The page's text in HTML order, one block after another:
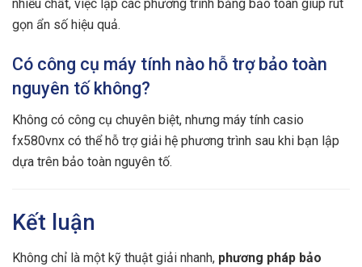
nhiều chất, việc lập các phương trình bằng bảo toàn giúp rút
gọn ẩn số hiệu quả.
Có công cụ máy tính nào hỗ trợ bảo toàn
nguyên tố không?
Không có công cụ chuyên biệt, nhưng máy tính casio
fx580vnx có thể hỗ trợ giải hệ phương trình sau khi bạn lập
dựa trên bảo toàn nguyên tố.
Kết luận
Không chỉ là một kỹ thuật giải nhanh, phương pháp bảo